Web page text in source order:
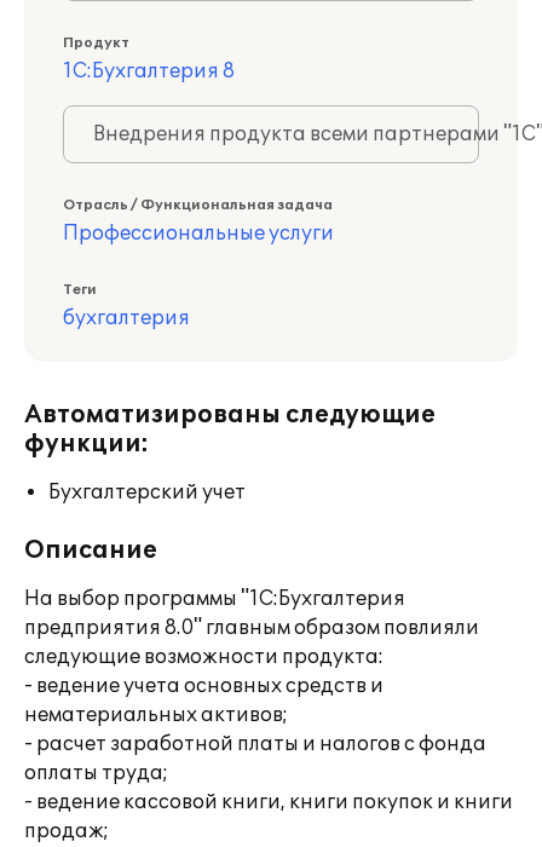
Продукт
1С:Бухгалтерия 8
Внедрения продукта всеми партнерами
Отрасль / Функциональная задача
Профессиональные услуги
Теги
бухгалтерия
Автоматизированы следующие
функции:
Бухгалтерский учет
Описание
На выбор программы "1С:Бухгалтерия
предприятия 8.0" главным образом повлияли
следующие возможности продукта:
- ведение учета основных средств и
нематериальных активов;
- расчет заработной платы и налогов с фонда
оплаты труда;
- ведение кассовой книги, книги покупок и книги
продаж;